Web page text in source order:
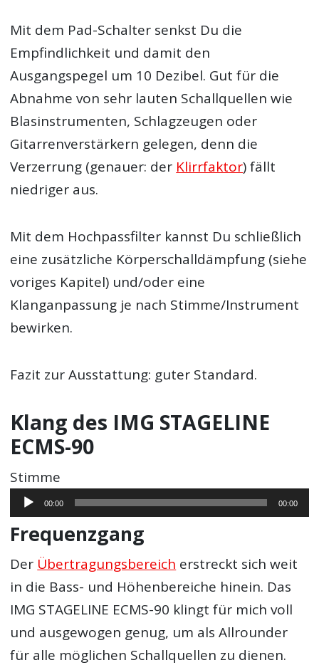
Mit dem Pad-Schalter senkst Du die
Empfindlichkeit und damit den
Ausgangspegel um 10 Dezibel. Gut für die
Abnahme von sehr lauten Schallquellen wie
Blasinstrumenten, Schlagzeugen oder
Gitarrenverstärkern gelegen, denn die
Verzerrung (genauer: der Klirrfaktor) fällt
niedriger aus.
Mit dem Hochpassfilter kannst Du schließlich
eine zusätzliche Körperschalldämpfung (siehe
voriges Kapitel) und/oder eine
Klanganpassung je nach Stimme/Instrument
bewirken.
Fazit zur Ausstattung: guter Standard.
Klang des IMG STAGELINE
ECMS-90
Stimme
Audio-
Player
00:00 00:00
Frequenzgang
Der Übertragungsbereich erstreckt sich weit
in die Bass- und Höhenbereiche hinein. Das
IMG STAGELINE ECMS-90 klingt für mich voll
und ausgewogen genug, um als Allrounder
für alle möglichen Schallquellen zu dienen.